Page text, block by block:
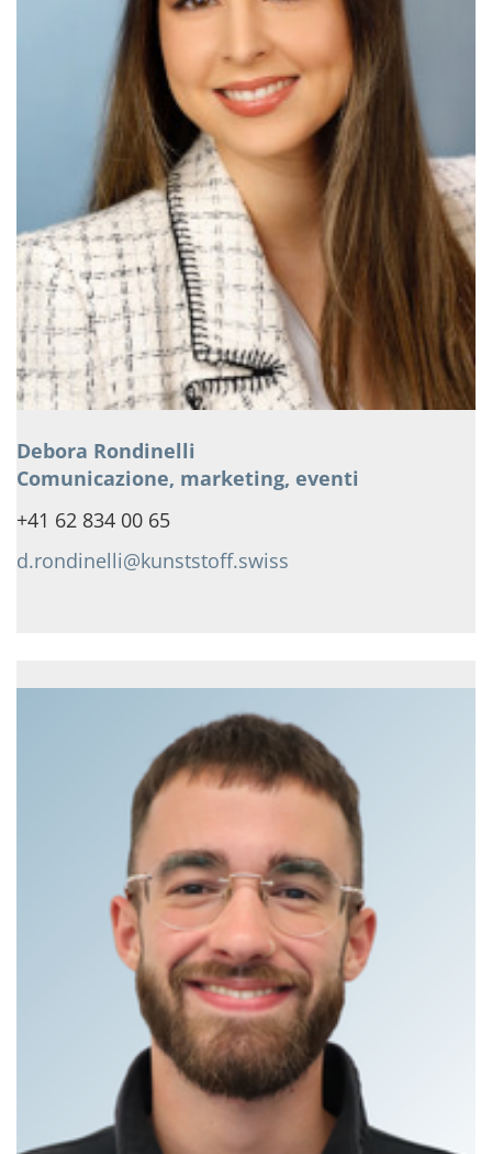
Debora Rondinelli
Comunicazione, marketing, eventi
+41 62 834 00 65
d.rondinelli@kunststoff.swiss